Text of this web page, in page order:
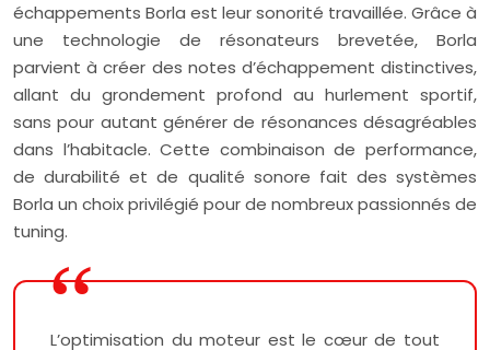
échappements Borla est leur sonorité travaillée. Grâce à
une technologie de résonateurs brevetée, Borla
parvient à créer des notes d’échappement distinctives,
allant du grondement profond au hurlement sportif,
sans pour autant générer de résonances désagréables
dans l’habitacle. Cette combinaison de performance,
de durabilité et de qualité sonore fait des systèmes
Borla un choix privilégié pour de nombreux passionnés de
tuning.
L’optimisation du moteur est le cœur de tout